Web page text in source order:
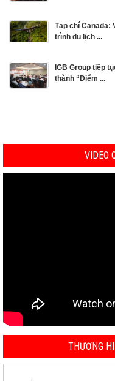
Tạp chí Canada:
trình du lịch ...
IGB Group tiếp
thành “Điểm ...
VIDEO
THƯƠNG